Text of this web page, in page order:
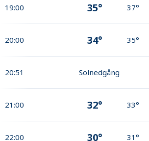
19:00 35° 37°
20:00 34° 35°
20:51 Solnedgång
21:00 32° 33°
22:00 30° 31°